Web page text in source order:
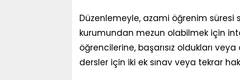
Düzenlemeyle, azami öğrenim süresi
kurumundan mezun olabilmek için
öğrencilerine, başarısız oldukları
dersler için iki ek sınav veya tekrar